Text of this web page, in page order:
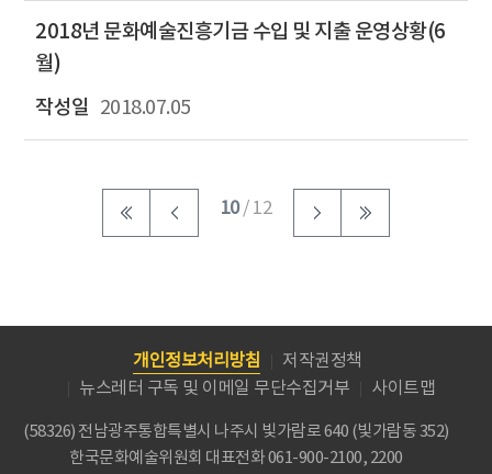
2018년 문화예술진흥기금 수입 및 지출 운영상황(6
월)
2018.07.05
10/ 12
개인정보처리방침
저작권정책
뉴스레터 구독 및 이메일 무단수집거부
사이트맵
(58326) 전남광주통합특별시 나주시 빛가람로 640 (빛가람동 352)
한국문화예술위원회 대표전화 061-900-2100, 2200